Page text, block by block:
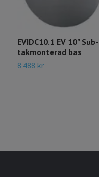
EVIDC10.1 EV 10"
takmonterad bas
8 488 kr